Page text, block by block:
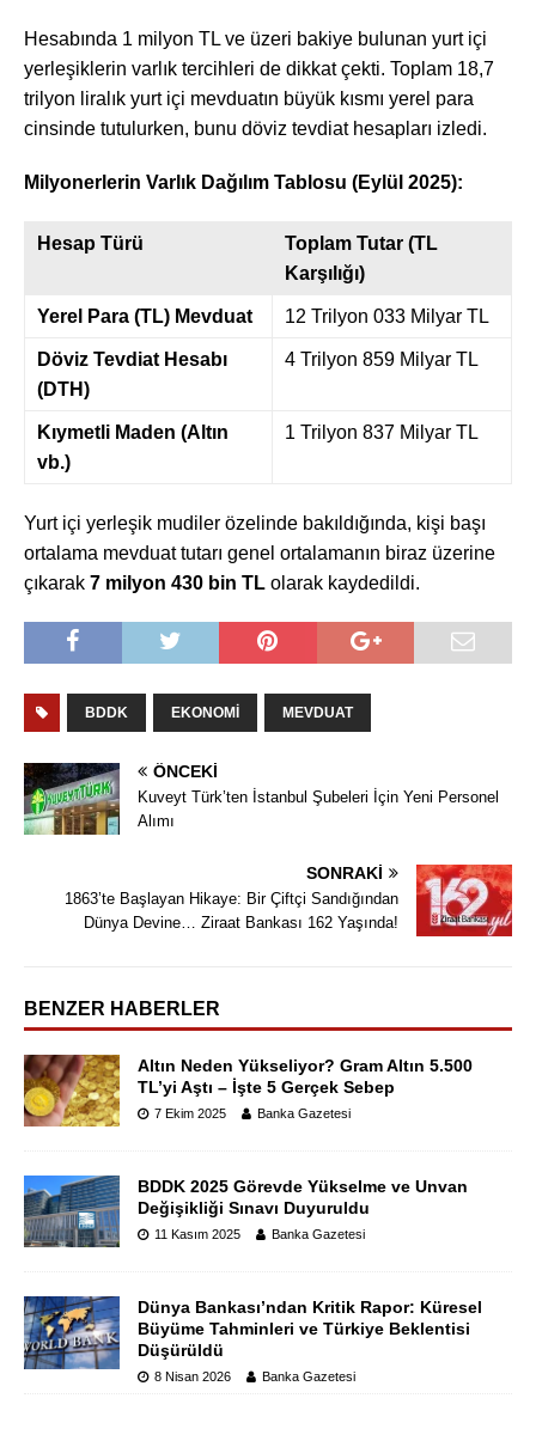
Hesabında 1 milyon TL ve üzeri bakiye bulunan yurt içi
yerleşiklerin varlık tercihleri de dikkat çekti. Toplam 18,7
trilyon liralık yurt içi mevduatın büyük kısmı yerel para
cinsinde tutulurken, bunu döviz tevdiat hesapları izledi.
Milyonerlerin Varlık Dağılım Tablosu (Eylül 2025):
Hesap Türü
Toplam Tutar (TL
Karşılığı)
Yerel Para (TL) Mevduat 12 Trilyon 033 Milyar TL
Döviz Tevdiat Hesabı
(DTH)
4 Trilyon 859 Milyar TL
Kıymetli Maden (Altın
vb.)
1 Trilyon 837 Milyar TL
Yurt içi yerleşik mudiler özelinde bakıldığında, kişi başı
ortalama mevduat tutarı genel ortalamanın biraz üzerine
çıkarak 7 milyon 430 bin TL olarak kaydedildi.
BDDK EKONOMI MEVDUAT
ÖNCEKI
Kuveyt Türk’ten İstanbul Şubeleri İçin Yeni Personel
Alımı
SONRAKI
1863’te Başlayan Hikaye: Bir Çiftçi Sandığından
Dünya Devine… Ziraat Bankası 162 Yaşında!
BENZER HABERLER
Altın Neden Yükseliyor? Gram Altın 5.500
TL’yi Aştı – İşte 5 Gerçek Sebep
7 Ekim 2025 Banka Gazetesi
BDDK 2025 Görevde Yükselme ve Unvan
Değişikliği Sınavı Duyuruldu
11 Kasım 2025 Banka Gazetesi
Dünya Bankası’ndan Kritik Rapor: Küresel
Büyüme Tahminleri ve Türkiye Beklentisi
Düşürüldü
8 Nisan 2026 Banka Gazetesi